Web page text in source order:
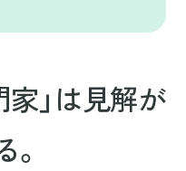
」は見解が